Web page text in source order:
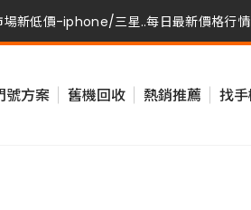
場新低價-iphone/三星..每日最新價格行
場新低價-iphone/三星..每日最新價格行情
號方案 舊機回收 熱銷推薦 找